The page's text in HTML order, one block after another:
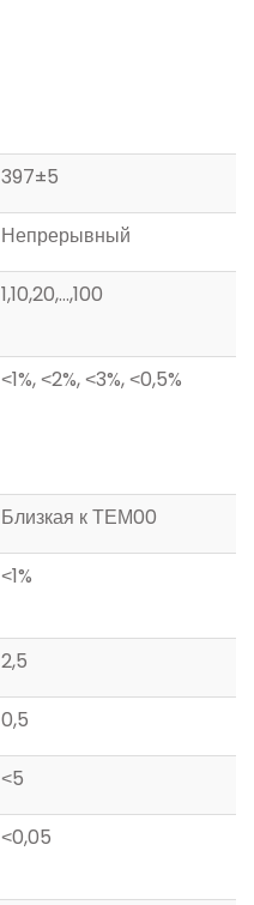
397±5
Непрерывный
1,10,20,…,100
˂1%, ˂2%, ˂3%, ˂0,5%
Близкая к ТЕМ00
˂1%
2,5
0,5
˂5
˂0,05